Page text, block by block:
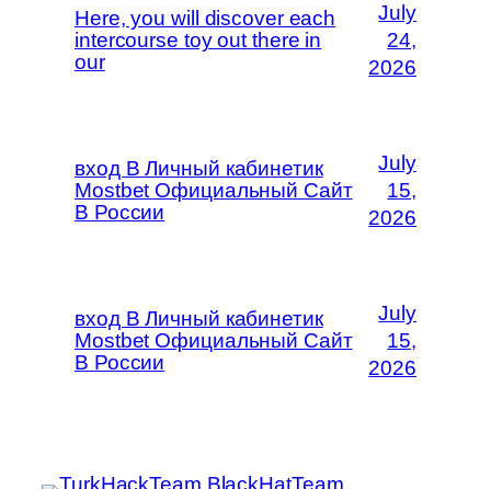
Here, you will discover each
intercourse toy out there in
our
July
24,
2026
вход В Личный кабинетик
Mostbet Официальный Сайт
В России
July
15,
2026
вход В Личный кабинетик
Mostbet Официальный Сайт
В России
July
15,
2026